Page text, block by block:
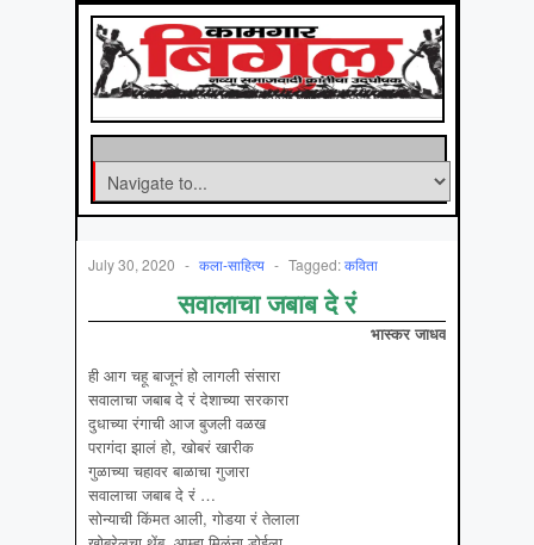
July 30, 2020 - कला-साहित्‍य - Tagged:कविता
सवालाचा जबाब दे रं
भास्कर जाधव
ही आग चहू बाजूनं हो लागली संसारा
सवालाचा जबाब दे रं देशाच्या सरकारा
दुधाच्या रंगाची आज बुजली वळख
परागंदा झालं हो, खोबरं खारीक
गुळाच्या चहावर बाळाचा गुजारा
सवालाचा जबाब दे रं …
सोन्याची किंमत आली, गोडया रं तेलाला